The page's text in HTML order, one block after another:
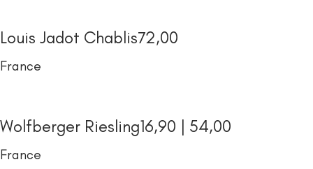
Louis Jadot Chablis72,00
France
Wolfberger Riesling16,90 | 54,00
France